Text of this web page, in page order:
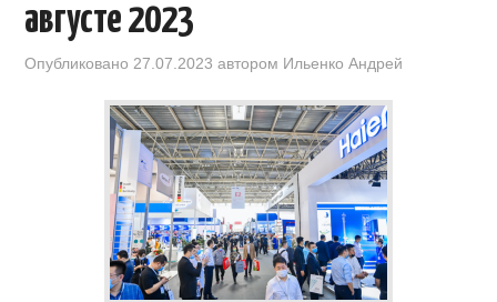
УСЛУГИ ПО БИЗНЕСУ С КИТАЕМ |
OPENCHINA
ТОВАРЫ ИЗ КИТАЯ
КОНТАКТЫ
августе 2023
Опубликовано 27.07.2023 автором Ильенко Андрей